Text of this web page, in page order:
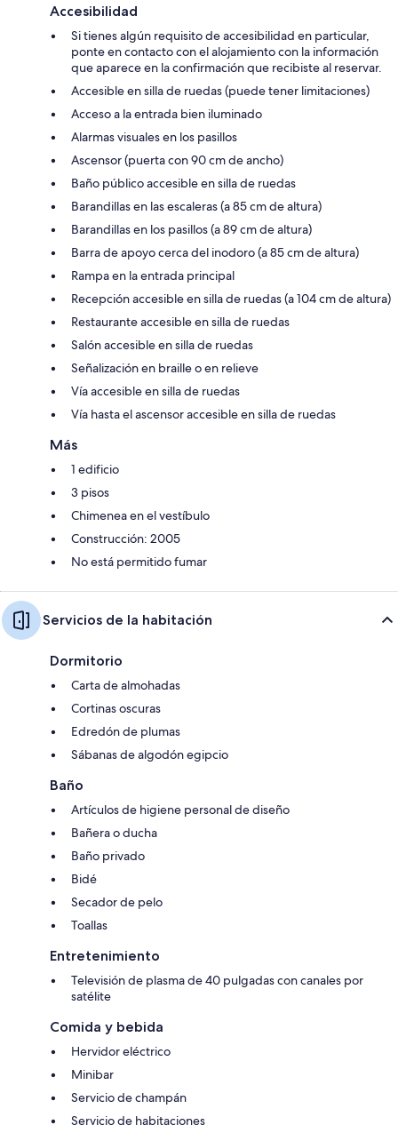
Accesibilidad
Si tienes algún requisito de accesibilidad en particular,
ponte en contacto con el alojamiento con la información
que aparece en la confirmación que recibiste al reservar.
Accesible en silla de ruedas (puede tener limitaciones)
Acceso a la entrada bien iluminado
Alarmas visuales en los pasillos
Ascensor (puerta con 90 cm de ancho)
Baño público accesible en silla de ruedas
Barandillas en las escaleras (a 85 cm de altura)
Barandillas en los pasillos (a 89 cm de altura)
Barra de apoyo cerca del inodoro (a 85 cm de altura)
Rampa en la entrada principal
Recepción accesible en silla de ruedas (a 104 cm de altura)
Restaurante accesible en silla de ruedas
Salón accesible en silla de ruedas
Señalización en braille o en relieve
Vía accesible en silla de ruedas
Vía hasta el ascensor accesible en silla de ruedas
Más
1 edificio
3 pisos
Chimenea en el vestíbulo
Construcción: 2005
No está permitido fumar
Servicios de la habitación
Dormitorio
Carta de almohadas
Cortinas oscuras
Edredón de plumas
Sábanas de algodón egipcio
Baño
Artículos de higiene personal de diseño
Bañera o ducha
Baño privado
Bidé
Secador de pelo
Toallas
Entretenimiento
Televisión de plasma de 40 pulgadas con canales por
satélite
Comida y bebida
Hervidor eléctrico
Minibar
Servicio de champán
Servicio de habitaciones